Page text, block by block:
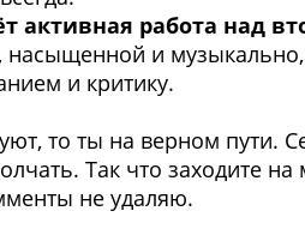
активная работа над
насыщенной и
и критику.
то ты на верном пути.
Так что заходите
не удаляю.